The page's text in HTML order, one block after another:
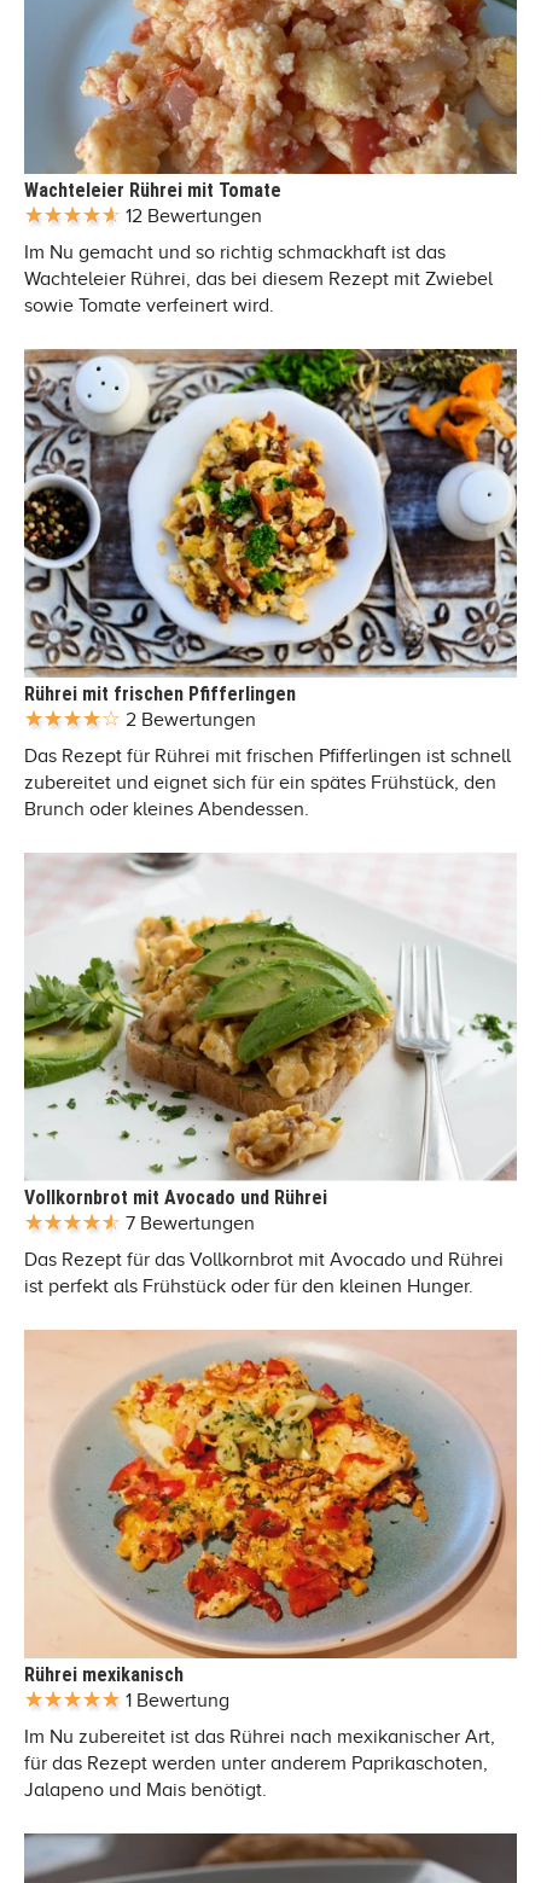
Wachteleier Rührei mit Tomate
12 Bewertungen
Im Nu gemacht und so richtig schmackhaft ist das
Wachteleier Rührei, das bei diesem Rezept mit Zwiebel
sowie Tomate verfeinert wird.
Rührei mit frischen Pfifferlingen
2 Bewertungen
Das Rezept für Rührei mit frischen Pfifferlingen ist schnell
zubereitet und eignet sich für ein spätes Frühstück, den
Brunch oder kleines Abendessen.
Vollkornbrot mit Avocado und Rührei
7 Bewertungen
Das Rezept für das Vollkornbrot mit Avocado und Rührei
ist perfekt als Frühstück oder für den kleinen Hunger.
Rührei mexikanisch
1 Bewertung
Im Nu zubereitet ist das Rührei nach mexikanischer Art,
für das Rezept werden unter anderem Paprikaschoten,
Jalapeno und Mais benötigt.